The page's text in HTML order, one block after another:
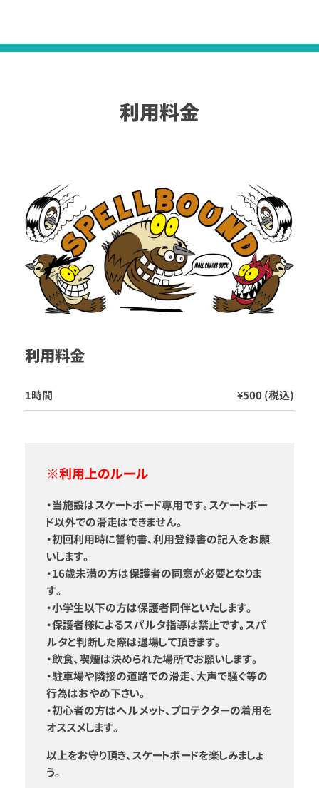
利用料金
利用料金
1時間 ¥500 (税込)
※利用上のルール
・当施設はスケートボード専用です。スケートボー
ド以外での滑走はできません。
・初回利用時に誓約書、利用登録書の記入をお願
いします。
・16歳未満の方は保護者の同意が必要となりま
す。
・小学生以下の方は保護者同伴といたします。
・保護者様によるスパルタ指導は禁止です。スパ
ルタと判断した際は退場して頂きます。
・飲食、喫煙は決められた場所でお願いします。
・駐車場や隣接の道路での滑走、大声で騒ぐ等の
行為はおやめ下さい。
・初心者の方はヘルメット、プロテクターの着用を
オススメします。
以上をお守り頂き、スケートボードを楽しみましょ
う。